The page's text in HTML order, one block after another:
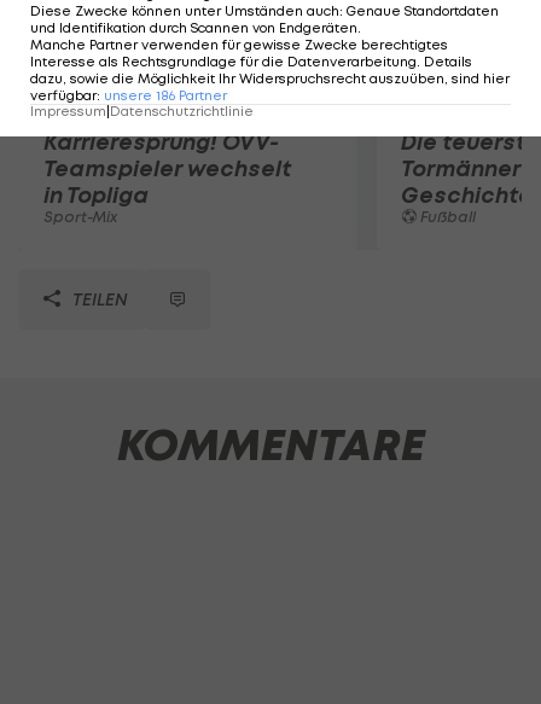
Karrieresprung! ÖVV-
Teamspieler wechselt
in Topliga
Sport-Mix
Die
Tormänner
Geschichte
Fußball
TEILEN
KOMMENTARE
Diese Zwecke können unter Umständen auch: Genaue Standortdaten
und Identifikation durch Scannen von Endgeräten.
Manche Partner verwenden für gewisse Zwecke berechtigtes
Interesse als Rechtsgrundlage für die Datenverarbeitung. Details
dazu, sowie die Möglichkeit Ihr Widerspruchsrecht auszuüben, sind hier
verfügbar: unsere 186 Partner
Impressum Datenschutzrichtlinie